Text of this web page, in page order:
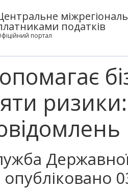
податків
портал
опубліковано